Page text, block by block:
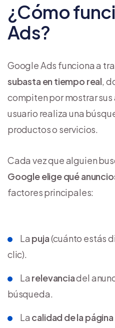
¿Cómo
Ads?
Google Ads funciona a
subasta en tiempo real,
compiten por mostrar sus
usuario realiza una
productos o servicios.
Cada vez que alguien
Google elige qué
factores principales:
La puja(cuánto estás
clic).
La relevanciadel
búsqueda.
La calidad de la